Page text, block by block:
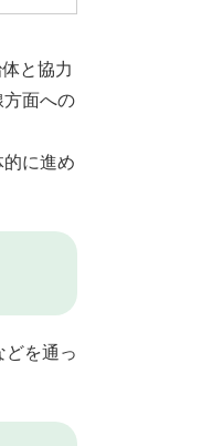
と協力
方面への
に進め
を通っ